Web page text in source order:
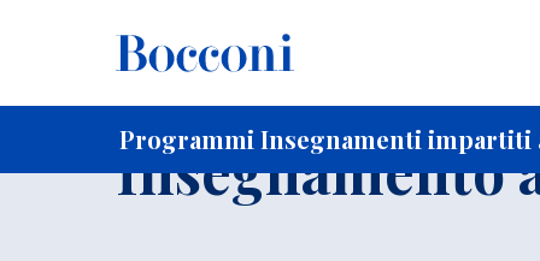
Programmi Insegnamenti impartiti
Home Per studenti iscritti
Insegnamento